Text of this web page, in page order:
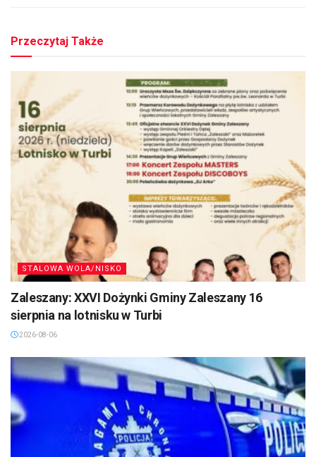
Przeczytaj Także
STALOWA WOLA/NISKO
Zaleszany: XXVI Dożynki Gminy Zaleszany 16
sierpnia na lotnisku w Turbi
2026-08-06